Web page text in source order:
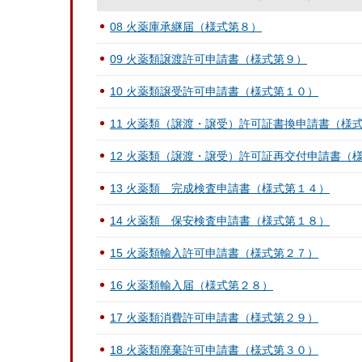
08 火薬庫承継届（様式第８）
09 火薬類譲渡許可申請書（様式第９）
10 火薬類譲受許可申請書（様式第１０）
11 火薬類（譲渡・譲受）許可証書換申請書（様式
12 火薬類（譲渡・譲受）許可証再交付申請書（様
13 火薬類 完成検査申請書（様式第１４）
14 火薬類 保安検査申請書（様式第１８）
15 火薬類輸入許可申請書（様式第２７）
16 火薬類輸入届（様式第２８）
17 火薬類消費許可申請書（様式第２９）
18 火薬類廃棄許可申請書（様式第３０）